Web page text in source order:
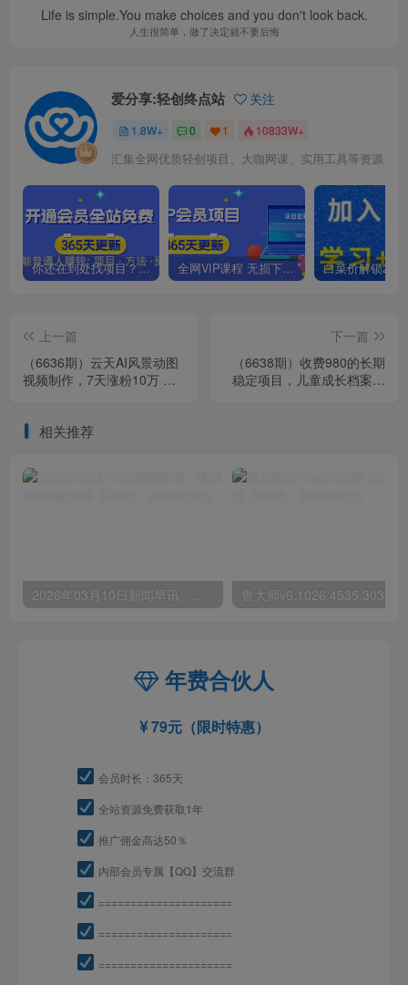
Life is simple.You make choices and you don't look back.
人生很简单，做了决定就不要后悔
爱分享:轻创终点站 关注
1.8W+ 0 1 10833W+
汇集全网优质轻创项目、大咖网课、实用工具等资源
你还在到处找项目？还在当韭菜？我靠卖项目一个月收入5万+，曾经我也是个失败者。 全网VIP课程 无损下载~.~
上一篇
（6636期）云天AI风景动图
视频制作，7天涨粉10万 ，
下一篇
（6638期）收费980的长期
稳定项目，儿童成长档案虚
相关推荐
年费合伙人
79元（限时特惠）
会员时长：365天
全站资源免费获取1年
推广佣金高达50％
内部会员专属【QQ】交流群
=====================
=====================
=====================